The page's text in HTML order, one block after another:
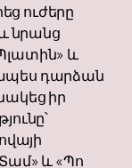
ուժերը
նրանց
և
դարձան
իր
Տամ» և «Պո